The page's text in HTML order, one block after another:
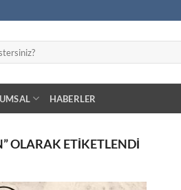
HABERLER
OLARAK ETIKETLENDI